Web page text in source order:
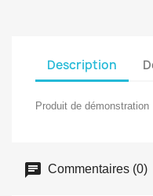
Description
Produit de démonstration
Commentaires (0)